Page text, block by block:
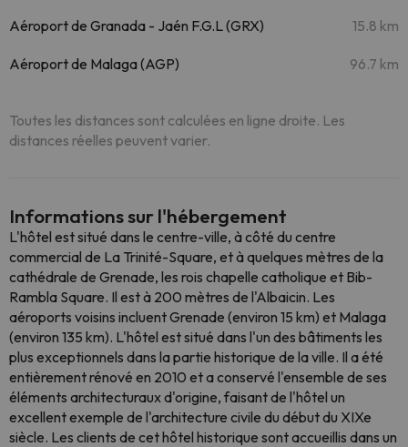
Aéroport de Granada - Jaén F.G.L (GRX) 15.8 km
Aéroport de Malaga (AGP) 96.7 km
Toutes les distances sont calculées en ligne droite. Les
distances réelles peuvent varier.
Informations sur l'hébergement
L'hôtel est situé dans le centre-ville, à côté du centre
commercial de La Trinité-Square, et à quelques mètres de la
cathédrale de Grenade, les rois chapelle catholique et Bib-
Rambla Square. Il est à 200 mètres de l'Albaicin. Les
aéroports voisins incluent Grenade (environ 15 km) et Malaga
(environ 135 km). L'hôtel est situé dans l'un des bâtiments les
plus exceptionnels dans la partie historique de la ville. Il a été
entièrement rénové en 2010 et a conservé l'ensemble de ses
éléments architecturaux d'origine, faisant de l'hôtel un
excellent exemple de l'architecture civile du début du XIXe
siècle. Les clients de cet hôtel historique sont accueillis dans un